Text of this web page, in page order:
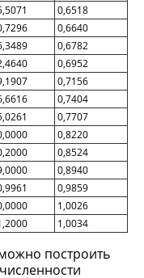
0,6518
0,6640
0,6782
0,6952
0,7156
0,7404
0,7707
0,8220
0,8524
0,8940
0,9859
1,0026
1,0034
построить